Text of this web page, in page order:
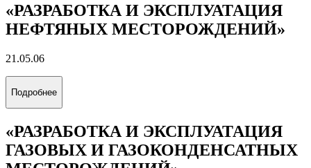
«РАЗРАБОТКА И ЭКСПЛУАТАЦИЯ
НЕФТЯНЫХ МЕСТОРОЖДЕНИЙ»
21.05.06
Подробнее
«РАЗРАБОТКА И ЭКСПЛУАТАЦИЯ
ГАЗОВЫХ И ГАЗОКОНДЕНСАТНЫХ